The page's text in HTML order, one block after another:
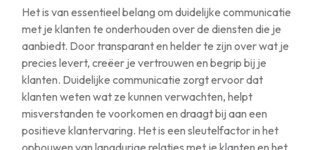
Het is van essentieel belang om duidelijke communicatie
met je klanten te onderhouden over de diensten die je
aanbiedt. Door transparant en helder te zijn over wat je
precies levert, creëer je vertrouwen en begrip bij je
klanten. Duidelijke communicatie zorgt ervoor dat
klanten weten wat ze kunnen verwachten, helpt
misverstanden te voorkomen en draagt bij aan een
positieve klantervaring. Het is een sleutelfactor in het
opbouwen van langdurige relaties met je klanten en het